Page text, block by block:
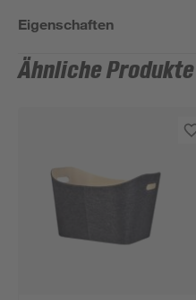
Eigenschaften
Ähnliche Produkte